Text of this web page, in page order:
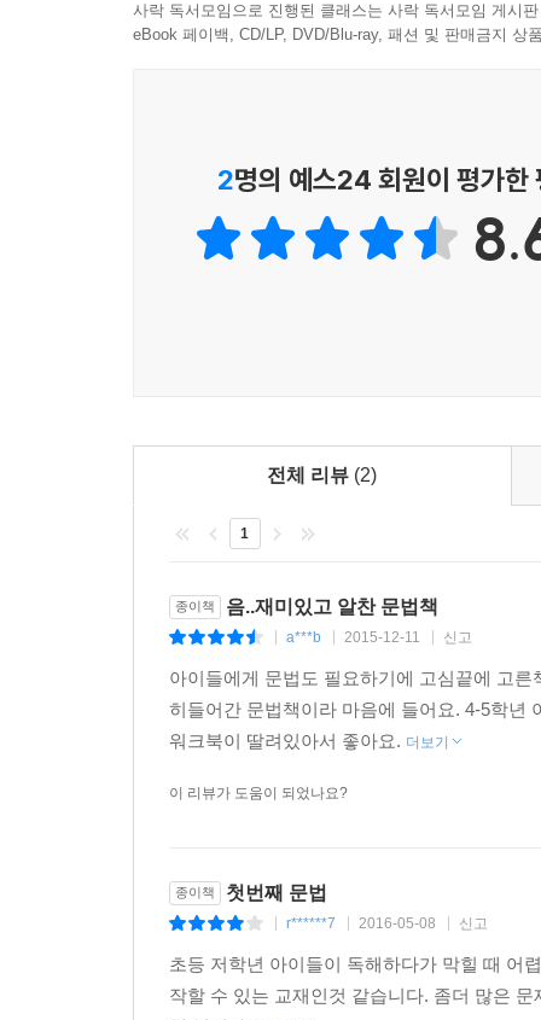
4. 배운 문법 사항을 두 번 확인하는 심화된 테스트
5. 현장감 가득한 현지 원어민 교사의 동영상 강의
First Step in Grammar는 클루앤키 사이트를
아니라 책에 수록된 모든 레슨의 문법 학습 부분
First Step in Grammar 1A에서는 기본적인 품사
가운데 문장을 구성하는 이러한 품사들이 어떻게
1) Grammar Point
2) Catch the Grammar (Find the grammar patterns)
- 문장 제시, 퀴즈, 선 긋기, 퍼즐 등의 다채로운
3) Make it Yours (Summarize the grammar
- 발견한 패턴을 차트에 정리하는 형태 등을 통하
4) Exercise
- 다양한 형태의 문제를 통하여 해당 레슨에서 정
- 각 레슨에서 다룬 모든 문법 사항들을 총 망라하
6) Challenge Test
7) Talking About Pictures & Quiz
- 배운 문법 지식을 활용한 그림 보며 빨리 말해
사락 독서모임으로 진행된 클래스는 사락 독서모임 게시
eBook 페이백, CD/LP, DVD/Blu-ray, 패션 및 판매금지 상
2명의 예스24 회원이 평가한
전체 리뷰 (2)
1
종이책 음..재미있고 알찬 문법책
a***b 2015-12-11 신고
아이들에게 문법도 필요하기에 고심끝에 고
히들어간 문법책이라 마음에 들어요. 4-5학년
워크북이 딸려있아서 좋아요. 더보기
이 리뷰가 도움이 되었나요?
종이책 첫번째 문법
r******7 2016-05-08 신고
초등 저학년 아이들이 독해하다가 막힐 때 어
작할 수 있는 교재인것 같습니다. 좀더 많은